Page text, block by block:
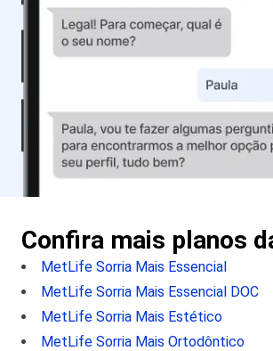
Confira mais planos
MetLife Sorria Mais Essencial
MetLife Sorria Mais Essencial DOC
MetLife Sorria Mais Estético
MetLife Sorria Mais Ortodôntico